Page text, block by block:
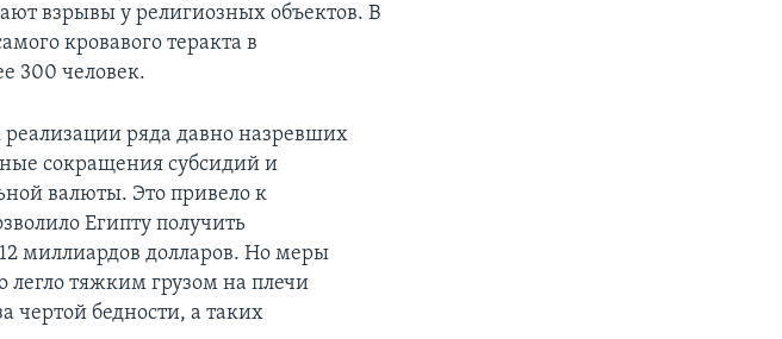
взрывы у религиозных объектов. В
кровавого теракта в
300 человек.
ряда давно назревших
сокращения субсидий и
валюты. Это привело к
Египту получить
миллиардов долларов. Но меры
легло тяжким грузом на плечи
чертой бедности, а таких